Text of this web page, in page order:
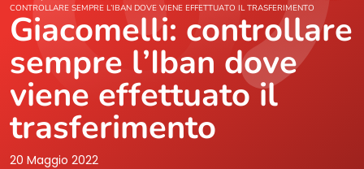
Cosa Facciamo
Area Stampa
Contatti
CONTROLLARE SEMPRE L’IBAN DOVE VIENE EFFETTUATO IL TRASFERIMENTO
Giacomelli: controllare
sempre l’Iban dove
viene effettuato il
trasferimento
20 Maggio 2022